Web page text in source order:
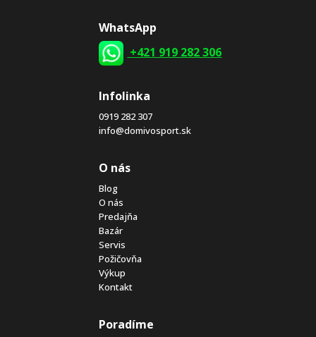
WhatsApp
+421 919 282 306
Infolinka
0919 282 307
info@domivosport.sk
O nás
Blog
O nás
Predajňa
Bazár
Servis
Požičovňa
Výkup
Kontakt
Poradíme